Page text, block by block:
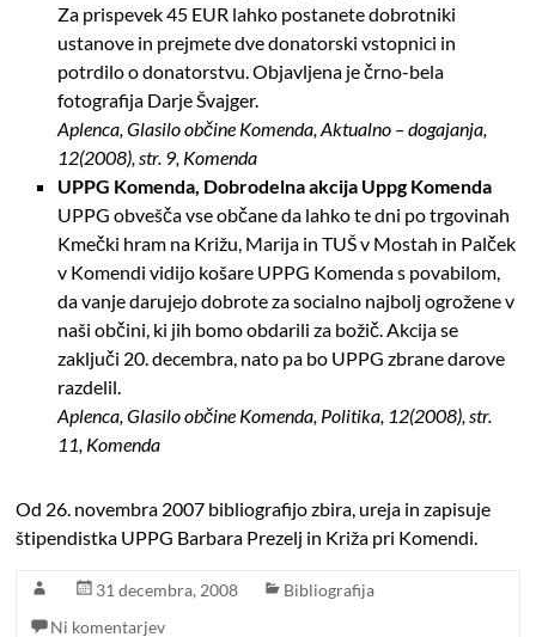
Za prispevek 45 EUR lahko postanete dobrotniki
ustanove in prejmete dve donatorski vstopnici in
potrdilo o donatorstvu. Objavljena je črno-bela
fotografija Darje Švajger.
Aplenca, Glasilo občine Komenda, Aktualno – dogajanja,
12(2008), str. 9, Komenda
UPPG Komenda, Dobrodelna akcija Uppg Komenda
UPPG obvešča vse občane da lahko te dni po trgovinah
Kmečki hram na Križu, Marija in TUŠ v Mostah in Palček
v Komendi vidijo košare UPPG Komenda s povabilom,
da vanje darujejo dobrote za socialno najbolj ogrožene v
naši občini, ki jih bomo obdarili za božič. Akcija se
zaključi 20. decembra, nato pa bo UPPG zbrane darove
razdelil.
Aplenca, Glasilo občine Komenda, Politika, 12(2008), str.
11, Komenda
Od 26. novembra 2007 bibliografijo zbira, ureja in zapisuje
štipendistka UPPG Barbara Prezelj in Križa pri Komendi.
31 decembra, 2008
Bibliografija
Ni komentarjev